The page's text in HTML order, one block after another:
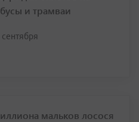
и трамваи
мальков лосося